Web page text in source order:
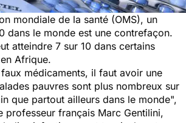
mondiale de la santé (OMS), un
dans le monde est une contrefaçon.
atteindre 7 sur 10 dans certains
Afrique.
médicaments, il faut avoir une
pauvres sont plus nombreux sur
que partout ailleurs dans le monde",
professeur français Marc Gentilini,